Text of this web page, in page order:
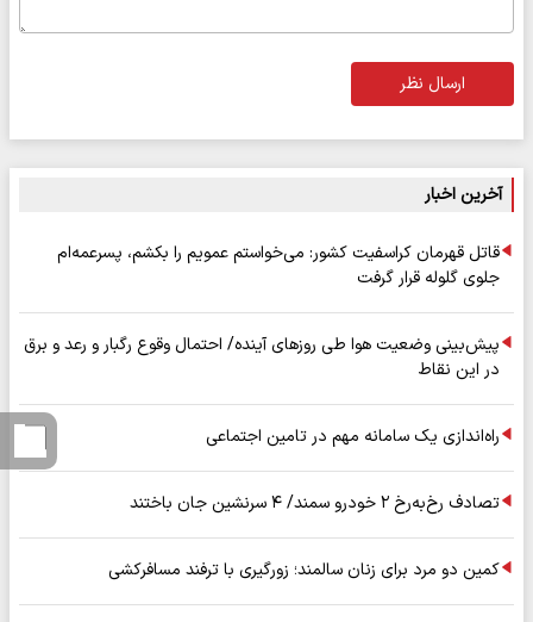
ارسال نظر
آخرین اخبار
قاتل قهرمان کراسفیت کشور: می‌خواستم عمویم را بکشم، پسرعمه‌ام
جلوی گلوله قرار گرفت
پیش‌بینی وضعیت هوا طی روزهای آینده/ احتمال وقوع رگبار و رعد و برق
در این نقاط
راه‌اندازی یک سامانه مهم در تامین اجتماعی
تصادف رخ‌به‌رخ ۲ خودرو سمند/ ۴ سرنشین جان باختند
کمین دو مرد برای زنان سالمند؛ زورگیری با ترفند مسافرکشی